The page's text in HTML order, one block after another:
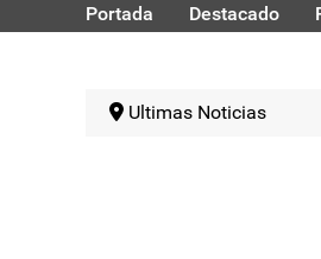
Portada Destacado
Ultimas Noticias